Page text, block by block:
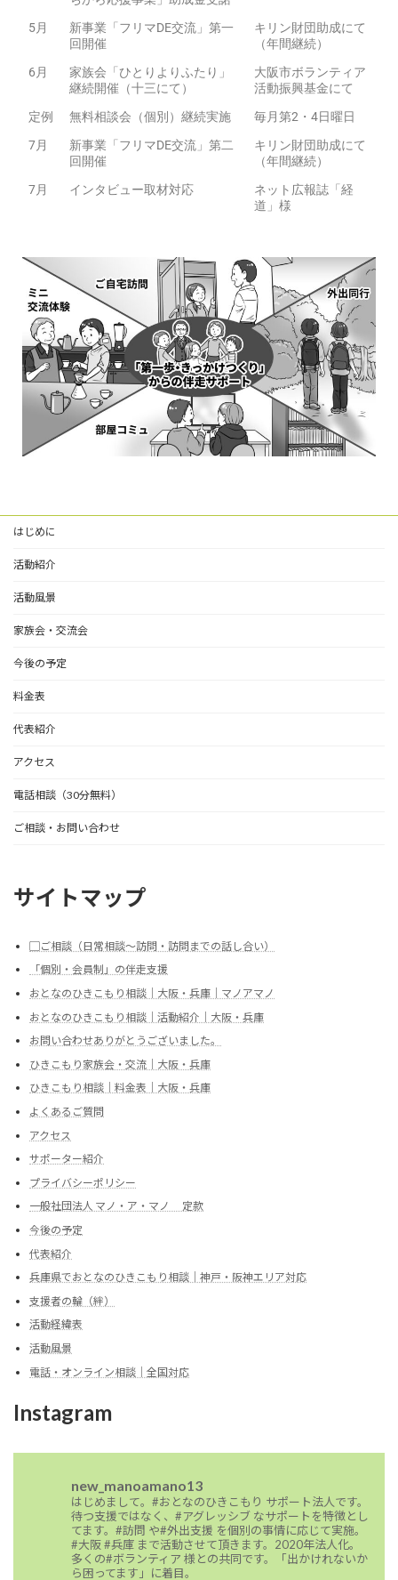
5月
新事業「フリマDE交流」第一
回開催
キリン財団助成にて
（年間継続）
6月
家族会「ひとりよりふたり」
継続開催（十三にて）
大阪市ボランティア
活動振興基金にて
定例
無料相談会（個別）継続実施
毎月第2・4日曜日
7月
新事業「フリマDE交流」第二
回開催
キリン財団助成にて
（年間継続）
7月
インタビュー取材対応
ネット広報誌「経
道」様
はじめに
活動紹介
活動風景
家族会・交流会
今後の予定
料金表
代表紹介
アクセス
電話相談（30分無料）
ご相談・お問い合わせ
サイトマップ
▢ご相談（日常相談～訪問・訪問までの話し合い）
「個別・会員制」の伴走支援
おとなのひきこもり相談｜大阪・兵庫｜マノアマノ
おとなのひきこもり相談｜活動紹介｜大阪・兵庫
お問い合わせありがとうございました。
ひきこもり家族会・交流｜大阪・兵庫
ひきこもり相談｜料金表｜大阪・兵庫
よくあるご質問
アクセス
サポーター紹介
プライバシーポリシー
一般社団法人 マノ・ア・マノ 定款
今後の予定
代表紹介
兵庫県でおとなのひきこもり相談｜神戸・阪神エリア対応
支援者の輪（絆）
活動経緯表
活動風景
電話・オンライン相談｜全国対応
Instagram
new_manoamano13
はじめまして。#おとなのひきこもり サポート法人です。
待つ支援ではなく、#アグレッシブ なサポートを特徴とし
てます。#訪問 や#外出支援 を個別の事情に応じて実施。
#大阪 #兵庫 まで活動させて頂きます。2020年法人化。
多くの#ボランティア 様との共同です。「出かけれないか
ら困ってます」に着目。